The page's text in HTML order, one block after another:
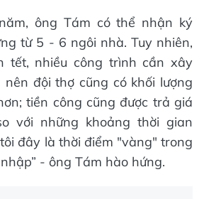
ông Tám có thể nhận ký
từ 5 - 6 ngôi nhà. Tuy nhiên,
tết, nhiều công trình cần xây
đội thợ cũng có khối lượng
tiền công cũng được trả giá
với những khoảng thời gian
đây là thời điểm "vàng" trong
- ông Tám hào hứng.